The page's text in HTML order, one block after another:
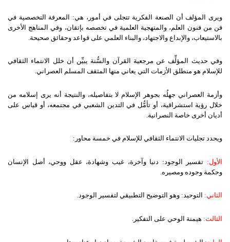
ويرى المؤلف أن الصنعة الفكرية تتجلى في أمور، هي: المعرفة التخصصية في
فن من فنون العلم، والمنهجية العلمية في تخصصه بإتقان، وفي المناهج الأخرى
بالاستيعاب، والإبداع والاجتهاد، والبناء العلمي على قواعد وحقائق صحيحة.
وفي حديث المؤلِّف عن مرجعية القرآن والسُّنة يبيِّن أن خلل الانتماء الثقافي
للإسلام هو منطلق الأزمات التي يعاني منها المثقف المسلم العصراني.
وأزمة العصراني جهلُه بجوهر الإسلام لا بتفاصيله، والنتيجة أنه يرى إسلامه من
خلال رؤية استشراقية، أو تأمُّل في التدين الشعبي في مجتمعه، أو قياس على
أديان أخرى خاصة النصرانية.
ويحدد تجليات الانتماء الثقافي للإسلام في خمسة محاور:
الأول: تفسير الوجود: دنيا وآخرة، غيب وشهادة، عقل ووحي، أصل الإنسان
وحكمة وجوده ومصيره.
الثاني: التوحيد: وهو التوضيح التطبيقي لتفسير الوجود.
الثالث: هيمنة الوحي على التفكير.